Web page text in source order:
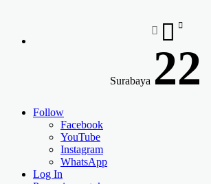
Surabaya 22
Follow
Facebook
YouTube
Instagram
WhatsApp
Log In